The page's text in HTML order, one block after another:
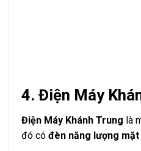
4. Điện Máy
Điện Máy Khánh Trung là
đó có đèn năng lượng